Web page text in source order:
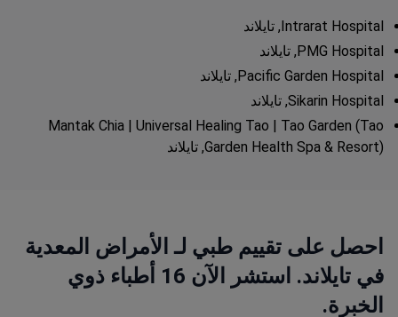
Universal Healing Tao خلال الموسم.
Intrarat Hospital, تايلاند
PMG Hospital, تايلاند
Pacific Garden Hospital, تايلاند
Sikarin Hospital, تايلاند
Mantak Chia | Universal Healing Tao | Tao Garden (Tao
Garden Health Spa & Resort), تايلاند
احصل على تقييم طبي لـ الأمراض المعدية
في تايلاند. استشر الآن 16 أطباء ذوي
الخبرة.